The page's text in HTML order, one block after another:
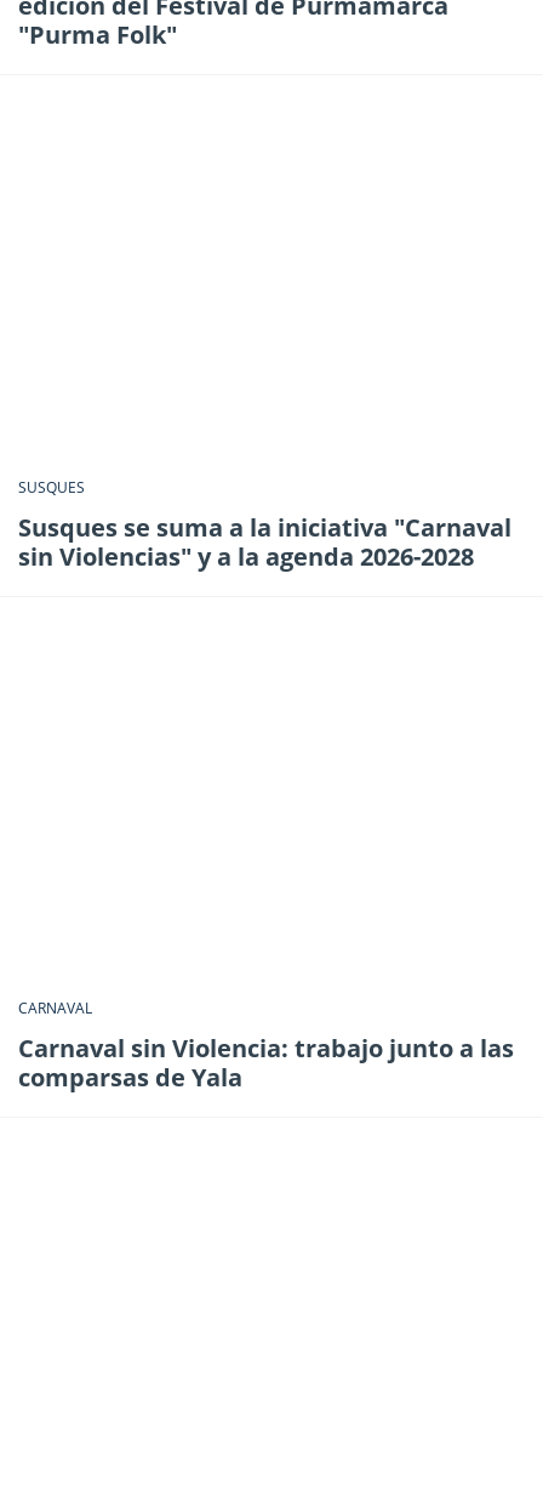
"Purma Folk"
SUSQUES
Susques se suma a la iniciativa "Carnaval
sin Violencias" y a la agenda 2026-2028
CARNAVAL
Carnaval sin Violencia: trabajo junto a las
comparsas de Yala